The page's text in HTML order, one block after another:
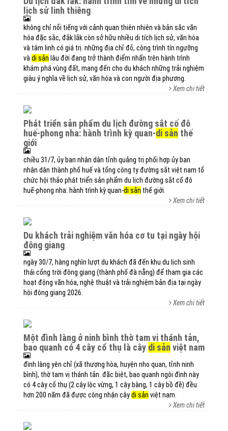
lịch sử linh thiêng
không chỉ nổi tiếng với cảnh quan thiên nhiên và bản sắc văn
hóa đặc sắc, đắk lắk còn sở hữu nhiều di tích lịch sử, văn hóa
và tâm linh có giá trị. những địa chỉ đỏ, công trình tín ngưỡng
và di sản lâu đời đang trở thành điểm nhấn trên hành trình
khám phá vùng đất, mang đến cho du khách những trải nghiệm
giàu ý nghĩa về lịch sử, văn hóa và con người địa phương.
Xem chi tiết
phát triển sản phẩm du lịch đường sắt cố đô
huế-phong nha: hành trình kỳ quan-di sản thế
giới
chiều 31/7, ủy ban nhân dân tỉnh quảng trị phối hợp ủy ban
nhân dân thành phố huế và tổng công ty đường sắt việt nam tổ
chức hội thảo phát triển sản phẩm du lịch đường sắt cố đô
huế-phong nha: hành trình kỳ quan-di sản thế giới.
Xem chi tiết
du khách trải nghiệm văn hóa cơ tu tại ngày hội
đông giang
ngày 30/7, hàng nghìn lượt du khách đã đến khu du lịch sinh
thái cổng trời đông giang (thành phố đà nẵng) để tham gia các
hoạt động văn hóa, nghệ thuật và trải nghiệm bản địa tại ngày
hội đông giang 2026.
Xem chi tiết
một đình làng ở ninh bình thờ tam vị thánh tản,
bao quanh có 4 cây cổ thụ là cây di sản việt nam
đình làng yên chỉ (xã thượng hòa, huyện nho quan, tỉnh ninh
bình), thờ tam vị thánh tản. đặc biệt, bao quanh ngôi đình này
có 4 cây cổ thụ (2 cây lộc vừng, 1 cây bàng, 1 cây bồ đề) đều
hơn 200 năm đã được công nhận câydi sản việt nam.
Xem chi tiết